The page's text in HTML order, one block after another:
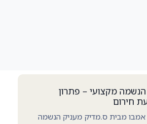
מקצועי – פתרון
חירום
מבית ס.מדיק מעניק הנשמה